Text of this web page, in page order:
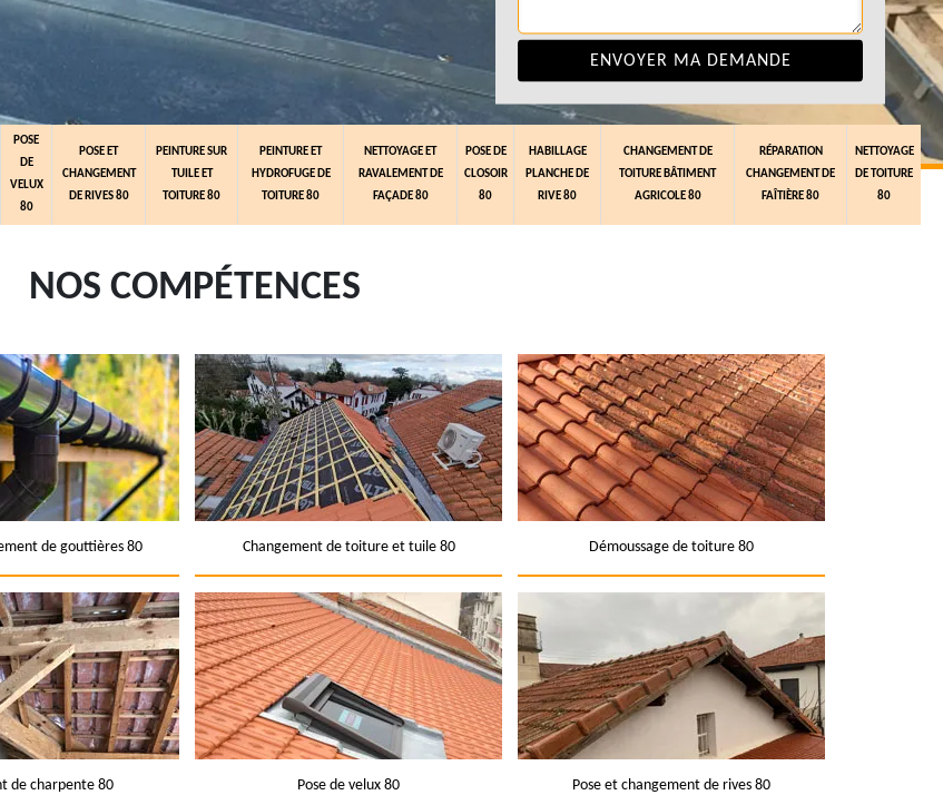
POSE
DE
VELUX
80
POSE ET
CHANGEMENT
DE RIVES 80
PEINTURE SUR
TUILE ET
TOITURE 80
PEINTURE ET
HYDROFUGE DE
TOITURE 80
NETTOYAGE ET
RAVALEMENT DE
FAÇADE 80
POSE DE
CLOSOIR
80
HABILLAGE
PLANCHE DE
RIVE 80
CHANGEMENT DE
TOITURE BÂTIMENT
AGRICOLE 80
RÉPARATION
CHANGEMENT DE
FAÎTIÈRE 80
NETTOYAGE
DE TOITURE
80
NOS COMPÉTENCES
de gouttières 80 Changement de toiture et tuile 80 Démoussage de toiture 80
de charpente 80 Pose de velux 80 Pose et changement de rives 80